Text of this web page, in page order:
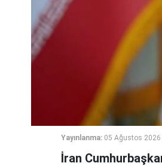
Yayınlanma: 05 Ağustos
İran